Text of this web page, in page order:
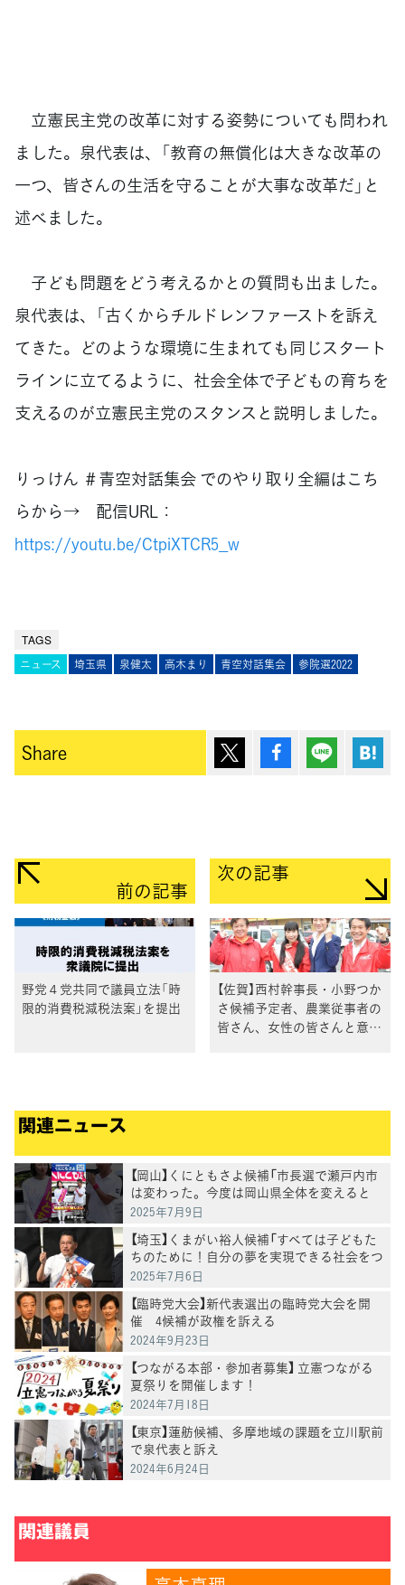
立憲民主党の改革に対する姿勢についても問われ
ました。泉代表は、「教育の無償化は大きな改革の
一つ、皆さんの生活を守ることが大事な改革だ」と
述べました。
子ども問題をどう考えるかとの質問も出ました。
泉代表は、「古くからチルドレンファーストを訴え
てきた。どのような環境に生まれても同じスタート
ラインに立てるように、社会全体で子どもの育ちを
支えるのが立憲民主党のスタンスと説明しました。
りっけん ＃青空対話集会 でのやり取り全編はこち
らから→ 配信URL：
https://youtu.be/CtpiXTCR5_w
TAGS
ニュース 埼玉県 泉健太 高木まり 青空対話集会 参院選2022
Share ポスト シェア Lineで送
前の記事
野党４党共同で議員立法「時
限的消費税減税法案」を提出
次の記事
【佐賀】西村幹事長・小野つか
さ候補予定者、農業従事者の
皆さん、女性の皆さんと意見
関連ニュース
【岡山】くにともさよ候補「市長選で瀬戸内市
は変わった。今度は岡山県全体を変えると
き」泉健太常任顧問と訴え
2025年7月9日
【埼玉】くまがい裕人候補「すべては子どもた
ちのために！自分の夢を実現できる社会をつ
くりたい」野田代表と訴える
2025年7月6日
【臨時党大会】新代表選出の臨時党大会を開
催 4候補が政権を訴える
2024年9月23日
【つながる本部・参加者募集】 立憲つながる
夏祭りを開催します！
2024年7月18日
【東京】蓮舫候補、多摩地域の課題を立川駅前
で泉代表と訴え
2024年6月24日
関連議員